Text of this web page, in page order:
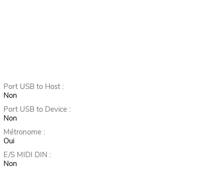
Port USB to Host :
Non
Port USB to Device :
Non
Métronome :
Oui
E/S MIDI DIN :
Non